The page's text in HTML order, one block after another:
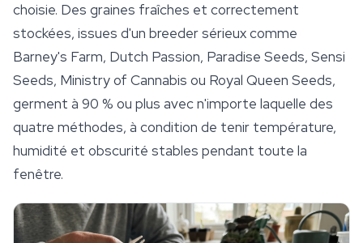
choisie. Des graines fraîches et correctement
stockées, issues d'un breeder sérieux comme
Barney's Farm, Dutch Passion, Paradise Seeds, Sensi
Seeds, Ministry of Cannabis ou Royal Queen Seeds,
germent à 90 % ou plus avec n'importe laquelle des
quatre méthodes, à condition de tenir température,
humidité et obscurité stables pendant toute la
fenêtre.